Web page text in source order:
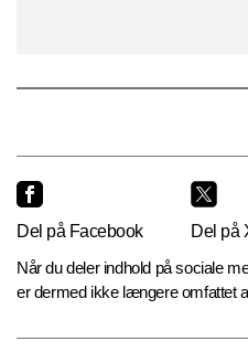
Del på Facebook Del på
Når du deler indhold på sociale
er dermed ikke længere omfattet